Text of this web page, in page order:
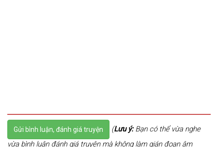
Gửi bình luận, đánh giá truyện (Lưu ý:Bạn có thể vừa nghe
vừa bình luận đánh giá truyện mà không làm gián đoạn âm